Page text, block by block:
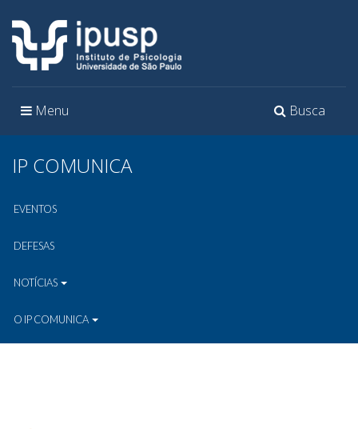
Toggle
Busca
Toggle
Menu
IP COMUNICA
EVENTOS
DEFESAS
NOTÍCIAS
O IP COMUNICA